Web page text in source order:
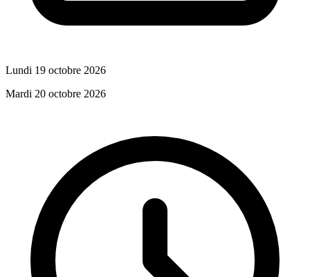
Lundi 19 octobre 2026
Mardi 20 octobre 2026